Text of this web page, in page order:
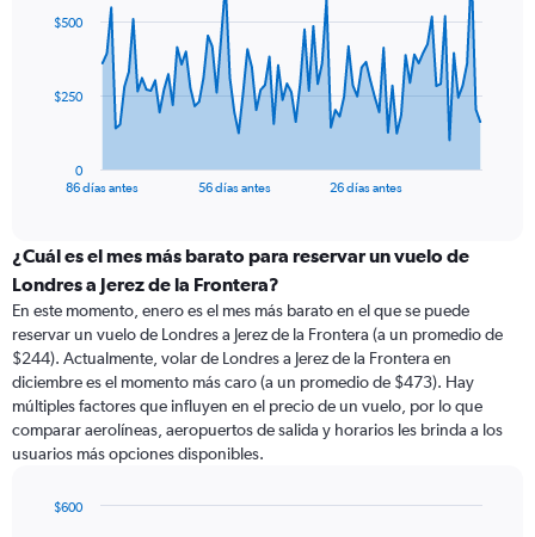
data
The
categories.
Range:
categories.
The
chart
has
1
Y
axis
values.
86 días antes 56 días antes 26 días antes
0
$250
$500
¿Cuál es el mes más barato para reservar un vuelo de
Londres a Jerez de la Frontera?
En este momento, enero es el mes más barato en el que se puede
reservar un vuelo de Londres a Jerez de la Frontera (a un promedio de
$244). Actualmente, volar de Londres a Jerez de la Frontera en
diciembre es el momento más caro (a un promedio de $473). Hay
múltiples factores que influyen en el precio de un vuelo, por lo que
comparar aerolíneas, aeropuertos de salida y horarios les brinda a los
usuarios más opciones disponibles.
$600